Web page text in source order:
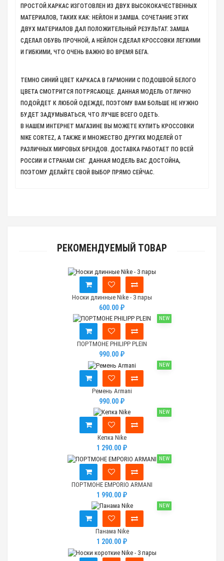
ПРОСТОЙ.КАРКАС ИЗГОТОВЛЕН ИЗ ДВУХ ВЫСОКОКАЧЕСТВЕННЫХ
МАТЕРИАЛОВ, ТАКИХ КАК: НЕЙЛОН И ЗАМША. СОЧЕТАНИЕ ЭТИХ
ДВУХ МАТЕРИАЛОВ ДАЛ ПОЛОЖИТЕЛЬНЫЙ РЕЗУЛЬТАТ. ЗАМША
СДЕЛАЛ ОБУВЬ ПРОЧНОЙ, А НЕЙЛОН СДЕЛАЛ КРОССОВКИ ЛЕГКИМИ
И ГИБКИМИ, ЧТО ОЧЕНЬ ВАЖНО ВО ВРЕМЯ БЕГА.
ТЕМНО СИНИЙ ЦВЕТ КАРКАСА В ГАРМОНИИ С ПОДОШВОЙ БЕЛОГО
ЦВЕТА СМОТРИТСЯ ПОТРЯСАЮЩЕ. ДАННАЯ МОДЕЛЬ ОТЛИЧНО
ПОДОЙДЕТ К ЛЮБОЙ ОДЕЖДЕ, ПОЭТОМУ ВАМ БОЛЬШЕ НЕ НУЖНО
БУДЕТ ЗАДУМЫВАТЬСЯ, ЧТО ЛУЧШЕ ВСЕГО ОДЕТЬ.
В НАШЕМ ИНТЕРНЕТ МАГАЗИНЕ ВЫ МОЖЕТЕ КУПИТЬ КРОССОВКИ
NIKE CORTEZ, А ТАКЖЕ И МНОЖЕСТВО ДРУГИХ МОДЕЛЕЙ ОТ
РАЗЛИЧНЫХ МИРОВЫХ БРЕНДОВ. ДОСТАВКА РАБОТАЕТ ПО ВСЕЙ
РОССИИ И СТРАНАМ СНГ. ДАННАЯ МОДЕЛЬ ВАС ДОСТОЙНА,
ПОЭТОМУ ДЕЛАЙТЕ СВОЙ ВЫБОР ПРЯМО СЕЙЧАС.
РЕКОМЕНДУЕМЫЙ ТОВАР
Носки длинные Nike - 3 пары
600.00 ₽
NEW
ПОРТМОНЕ PHILIPP PLEIN
990.00 ₽
NEW
Ремень Armani
990.00 ₽
NEW
Кепка Nike
1 290.00 ₽
NEW
ПОРТМОНЕ EMPORIO ARMANI
1 990.00 ₽
NEW
Панама Nike
1 200.00 ₽